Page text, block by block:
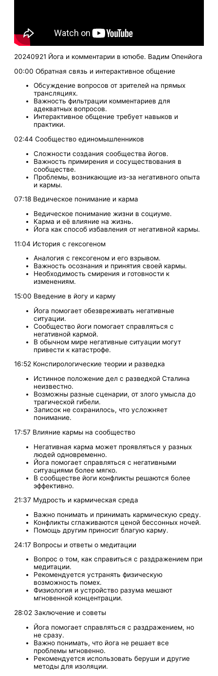
20240921 Йога и комментарии в ютюбе. Вадим Опенйога
00:00 Обратная связь и интерактивное общение
Обсуждение вопросов от зрителей на прямых
трансляциях.
Важность фильтрации комментариев для
адекватных вопросов.
Интерактивное общение требует навыков и
практики.
02:44 Сообщество единомышленников
Сложности создания сообщества йогов.
Важность примирения и сосуществования в
сообществе.
Проблемы, возникающие из-за негативного опыта
и кармы.
07:18 Ведическое понимание и карма
Ведическое понимание жизни в социуме.
Карма и её влияние на жизнь.
Йога как способ избавления от негативной кармы.
11:04 История с гексогеном
Аналогия с гексогеном и его взрывом.
Важность осознания и принятия своей кармы.
Необходимость смирения и готовности к
изменениям.
15:00 Введение в йогу и карму
Йога помогает обезвреживать негативные
ситуации.
Сообщество йоги помогает справляться с
негативной кармой.
В обычном мире негативные ситуации могут
привести к катастрофе.
16:52 Конспирологические теории и разведка
Истинное положение дел с разведкой Сталина
неизвестно.
Возможны разные сценарии, от злого умысла до
трагической гибели.
Записок не сохранилось, что усложняет
понимание.
17:57 Влияние кармы на сообщество
Негативная карма может проявляться у разных
людей одновременно.
Йога помогает справляться с негативными
ситуациями более мягко.
В сообществе йоги конфликты решаются более
эффективно.
21:37 Мудрость и кармическая среда
Важно понимать и принимать кармическую среду.
Конфликты сглаживаются ценой бессонных ночей.
Помощь другим приносит благую карму.
24:17 Вопросы и ответы о медитации
Вопрос о том, как справиться с раздражением при
медитации.
Рекомендуется устранять физическую
возможность помех.
Физиология и устройство разума мешают
мгновенной концентрации.
28:02 Заключение и советы
Йога помогает справляться с раздражением, но
не сразу.
Важно понимать, что йога не решает все
проблемы мгновенно.
Рекомендуется использовать беруши и другие
методы для изоляции.